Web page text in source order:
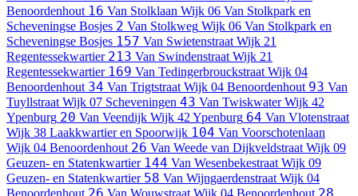
Benoordenhout 16 Van Stolklaan Wijk 06 Van Stolkpark en
Scheveningse Bosjes 2 Van Stolkweg Wijk 06 Van Stolkpark en
Scheveningse Bosjes 157 Van Swietenstraat Wijk 21
Regentessekwartier 213 Van Swindenstraat Wijk 21
Regentessekwartier 169 Van Tedingerbrouckstraat Wijk 04
Benoordenhout 34 Van Trigtstraat Wijk 04 Benoordenhout 93 Van
Tuyllstraat Wijk 07 Scheveningen 43 Van Twiskwater Wijk 42
Ypenburg 20 Van Veendijk Wijk 42 Ypenburg 64 Van Vlotenstraat
Wijk 38 Laakkwartier en Spoorwijk 104 Van Voorschotenlaan
Wijk 04 Benoordenhout 26 Van Weede van Dijkveldstraat Wijk 09
Geuzen- en Statenkwartier 144 Van Wesenbekestraat Wijk 09
Geuzen- en Statenkwartier 58 Van Wijngaerdenstraat Wijk 04